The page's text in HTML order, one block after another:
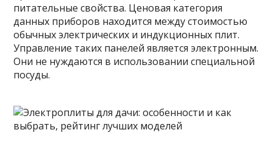
питательные свойства. Ценовая категория
данных приборов находится между стоимостью
обычных электрических и индукционных плит.
Управление таких панелей является электронным.
Они не нуждаются в использовании специальной
посуды.